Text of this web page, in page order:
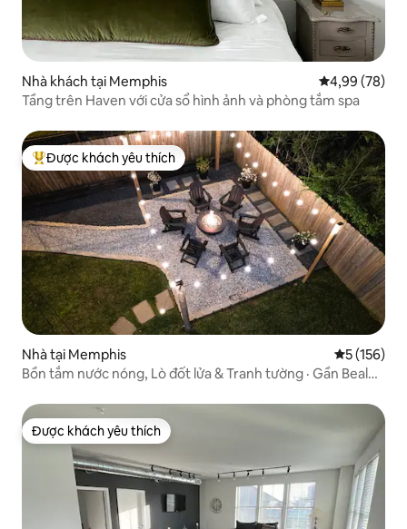
Nhà khách tại Memphis Xếp hạng
4,99 (78)
Tầng trên Haven với cửa sổ hình ảnh và phòng tắm spa
Được khách yêu thích nhất
Được khách yêu thích
Nhà tại Memphis Xếp hạng
5 (156)
Bồn tắm nước nóng, Lò đốt lửa & Tranh tường · Gần Beale
Được khách yêu thích
Được khách yêu thích